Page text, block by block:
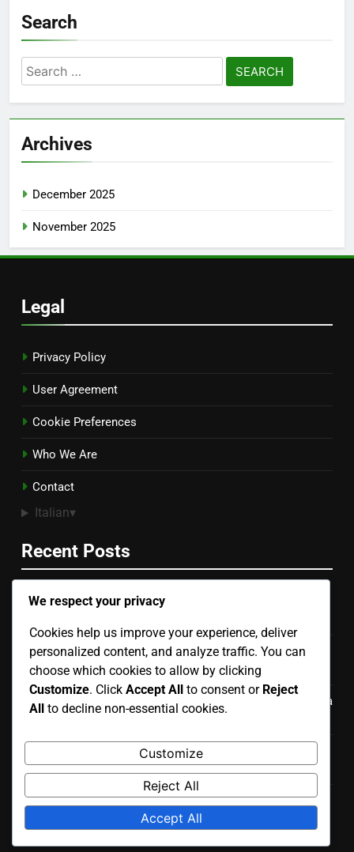
Search
Search
for:
Archives
December 2025
November 2025
Legal
Privacy Policy
User Agreement
Cookie Preferences
Who We Are
Contact
Italian▾
Recent Posts
Set Da Pranzo Per Esterni: Spazio ottimizzato, Materiali
Poltrone Da Esterno In Alluminio: Costo contenuto,
Durata, Manutenzione minima
Tavoli Pieghevoli: Economici, Facili da riporre, Versatilità
Lettini Da Giardino: Costo medio, Comfort, Varietà di
stili
Tavoli Da Giardino In Vetro: Rischio di rottura,
Manutenzione, Pulizia
We respect your privacy
Cookies help us improve your experience, deliver
personalized content, and analyze traffic. You can
choose which cookies to allow by clicking
Customize. Click Accept All to consent or Reject
All to decline non-essential cookies.
Customize
Reject All
Accept All